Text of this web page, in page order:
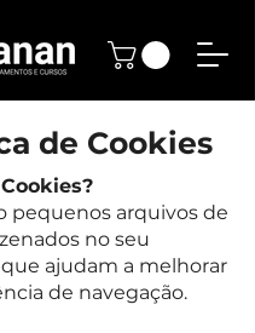
de Cookies
pequenos arquivos de
no seu
ajudam a melhorar
de navegação.